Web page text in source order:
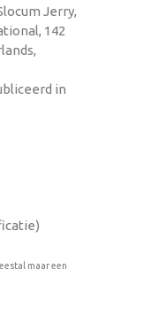
Jerry,
142
in
maar een